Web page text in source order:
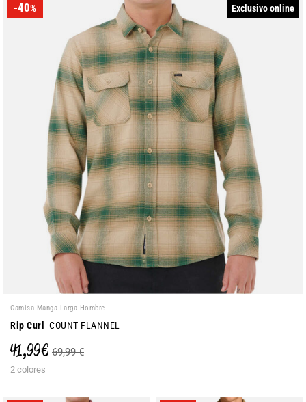
-40% Exclusivo online
Camisa Manga Larga Hombre
Rip Curl COUNT FLANNEL
41,99 € 69,99 €
2 colores